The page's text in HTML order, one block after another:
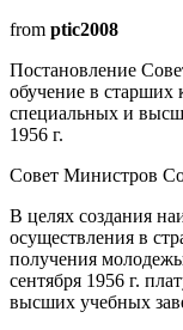
from ptic2008
Постановление
обучение в старших
специальных и
1956 г.
Совет Министров
В целях создания
осуществления в
получения
сентября 1956 г.
высших учебных